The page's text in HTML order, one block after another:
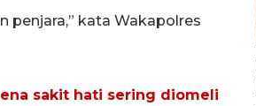
penjara,” kata Wakapolres
sakit hati sering diomeli